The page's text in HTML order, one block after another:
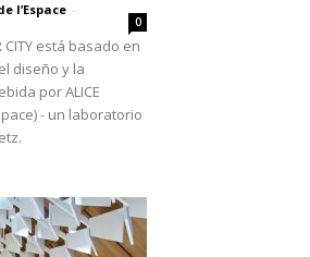
l’Espace -
0
CITY está basado en
diseño y la
por ALICE
- un laboratorio